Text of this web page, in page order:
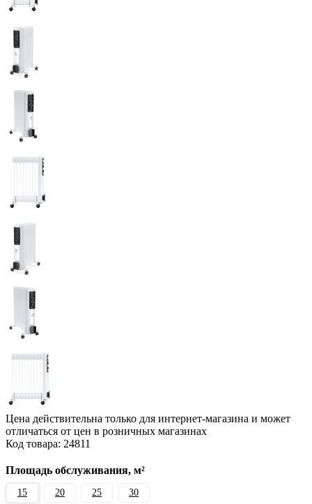
Цена действительна только для интернет-магазина и может
отличаться от цен в розничных магазинах
Код товара: 24811
Площадь обслуживания, м²
15 20 25 30